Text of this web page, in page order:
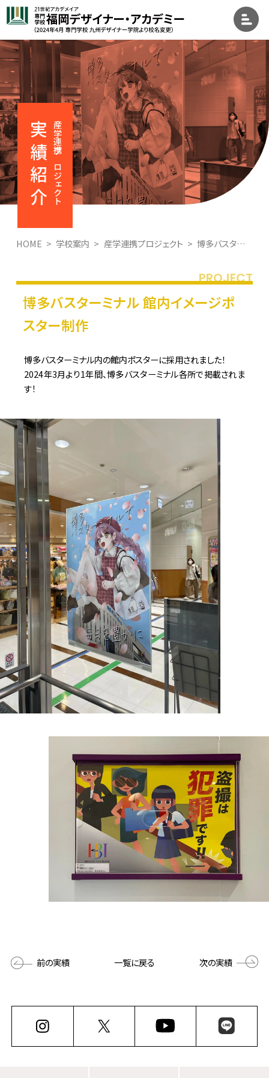
産学連携プロジェクト
実績紹介
HOME 学校案内 産学連携プロジェクト 博多バスターミナル 館内イメージポスター制作
博多バスターミナル 館内イメージポ
スター制作
博多バスターミナル内の館内ポスターに採用されました！
2024年3月より1年間、博多バスターミナル各所で掲載されま
す！
前の実績 一覧に戻る 次の実績